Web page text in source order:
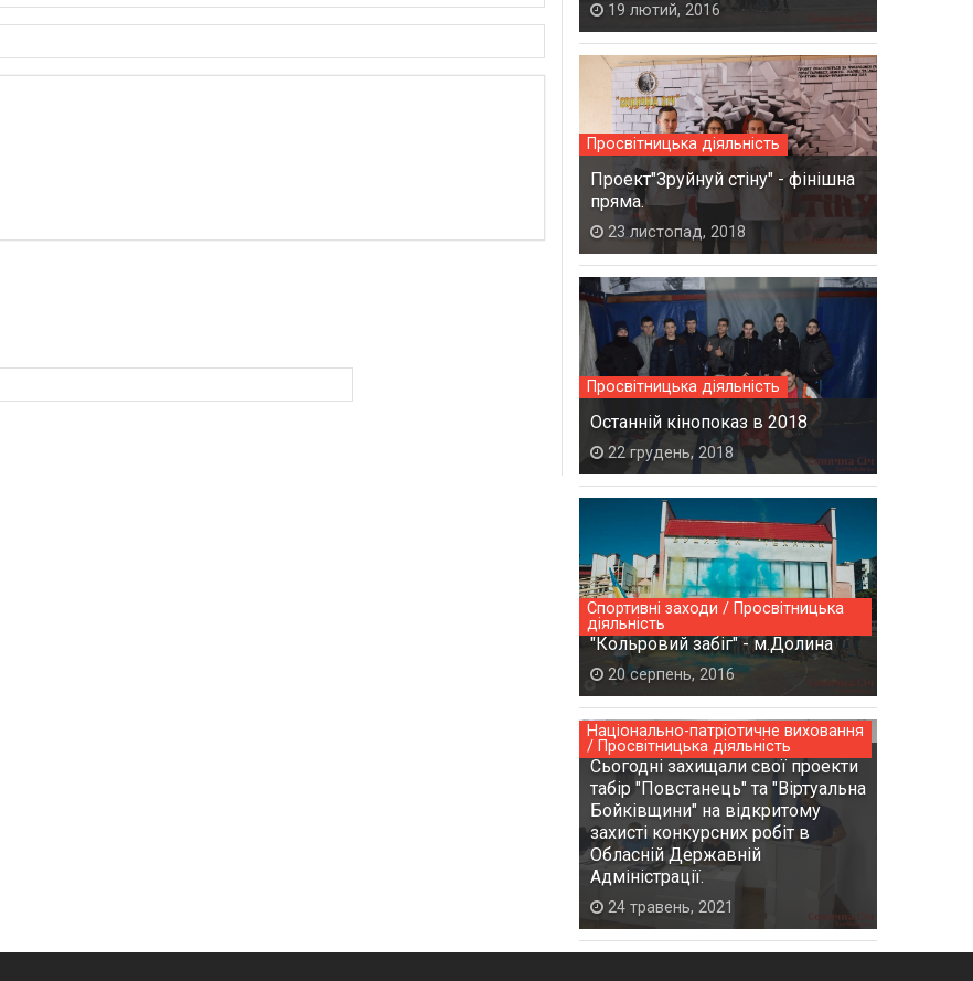
19 лютий, 2016
Просвітницька діяльність
Проект"Зруйнуй стіну" - фінішна
пряма.
23 листопад, 2018
Просвітницька діяльність
Останній кінопоказ в 2018
22 грудень, 2018
Спортивні заходи / Просвітницька
діяльність
"Кольровий забіг" - м.Долина
20 серпень, 2016
Національно-патріотичне виховання
/ Просвітницька діяльність
Сьогодні захищали свої проекти
табір "Повстанець" та "Віртуальна
Бойківщини" на відкритому
захисті конкурсних робіт в
Обласній Державній
Адміністрації.
24 травень, 2021